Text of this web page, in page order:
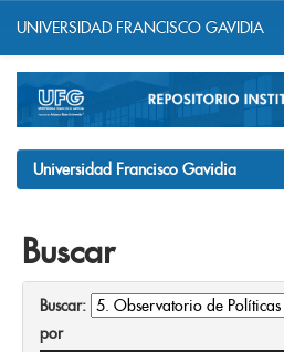
navigation
UNIVERSIDAD FRANCISCO GAVIDIA
Universidad Francisco Gavidia
Buscar
Buscar:
por